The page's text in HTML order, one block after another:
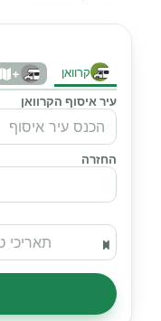
קרוואן +
עיר איסוף הקרוואן
החזרה